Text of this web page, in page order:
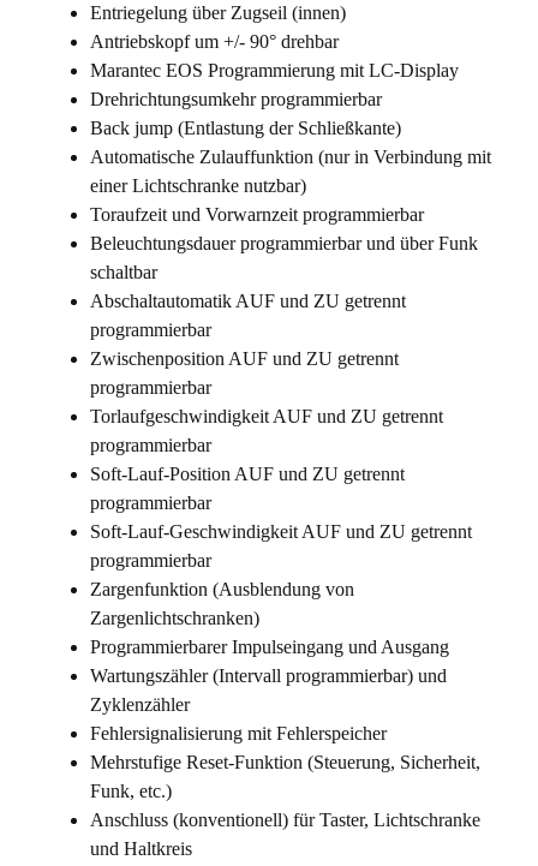
Entriegelung über Zugseil (innen)
Antriebskopf um +/- 90° drehbar
Marantec EOS Programmierung mit LC-Display
Drehrichtungsumkehr programmierbar
Back jump (Entlastung der Schließkante)
Automatische Zulauffunktion (nur in Verbindung mit
einer Lichtschranke nutzbar)
Toraufzeit und Vorwarnzeit programmierbar
Beleuchtungsdauer programmierbar und über Funk
schaltbar
Abschaltautomatik AUF und ZU getrennt
programmierbar
Zwischenposition AUF und ZU getrennt
programmierbar
Torlaufgeschwindigkeit AUF und ZU getrennt
programmierbar
Soft-Lauf-Position AUF und ZU getrennt
programmierbar
Soft-Lauf-Geschwindigkeit AUF und ZU getrennt
programmierbar
Zargenfunktion (Ausblendung von
Zargenlichtschranken)
Programmierbarer Impulseingang und Ausgang
Wartungszähler (Intervall programmierbar) und
Zyklenzähler
Fehlersignalisierung mit Fehlerspeicher
Mehrstufige Reset-Funktion (Steuerung, Sicherheit,
Funk, etc.)
Anschluss (konventionell) für Taster, Lichtschranke
und Haltkreis